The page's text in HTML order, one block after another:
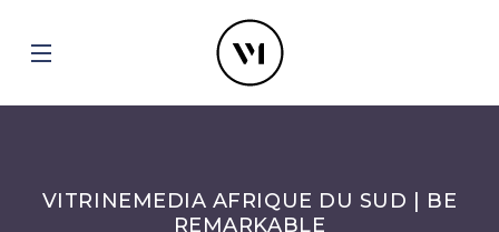
VITRINEMEDIA AFRIQUE DU SUD | BE
REMARKABLE